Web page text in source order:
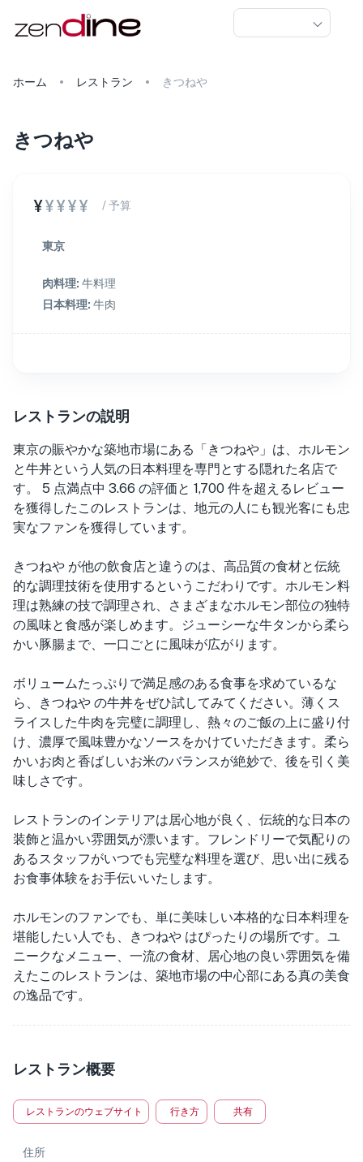
ホーム レストラン きつねや
きつねや
¥¥¥¥¥ / 予算
東京
肉料理: 牛料理
日本料理: 牛肉
レストランの説明
東京の賑やかな築地市場にある「きつねや」は、ホルモン
と牛丼という人気の日本料理を専門とする隠れた名店で
す。 5 点満点中 3.66 の評価と 1,700 件を超えるレビュー
を獲得したこのレストランは、地元の人にも観光客にも忠
実なファンを獲得しています。
きつねや が他の飲食店と違うのは、高品質の食材と伝統
的な調理技術を使用するというこだわりです。ホルモン料
理は熟練の技で調理され、さまざまなホルモン部位の独特
の風味と食感が楽しめます。ジューシーな牛タンから柔ら
かい豚腸まで、一口ごとに風味が広がります。
ボリュームたっぷりで満足感のある食事を求めているな
ら、きつねや の牛丼をぜひ試してみてください。薄くス
ライスした牛肉を完璧に調理し、熱々のご飯の上に盛り付
け、濃厚で風味豊かなソースをかけていただきます。柔ら
かいお肉と香ばしいお米のバランスが絶妙で、後を引く美
味しさです。
レストランのインテリアは居心地が良く、伝統的な日本の
装飾と温かい雰囲気が漂います。フレンドリーで気配りの
あるスタッフがいつでも完璧な料理を選び、思い出に残る
お食事体験をお手伝いいたします。
ホルモンのファンでも、単に美味しい本格的な日本料理を
堪能したい人でも、きつねや はぴったりの場所です。ユ
ニークなメニュー、一流の食材、居心地の良い雰囲気を備
えたこのレストランは、築地市場の中心部にある真の美食
の逸品です。
レストラン概要
レストランのウェブサイト 行き方 共有
住所